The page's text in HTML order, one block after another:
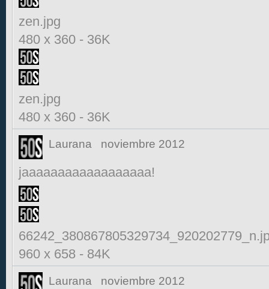
zen.jpg
480 x 360 - 36K
zen.jpg
480 x 360 - 36K
Laurana noviembre 2012
jaaaaaaaaaaaaaaaaaa!
960 x 658 - 84K
Laurana noviembre 2012